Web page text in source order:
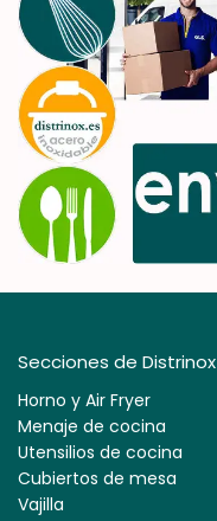
Secciones de Distrinox
Horno y Air Fryer
Menaje de cocina
Utensilios de cocina
Cubiertos de mesa
Vajilla